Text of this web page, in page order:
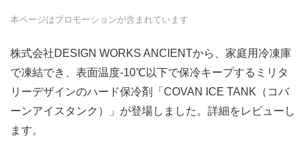
本ページはプロモーションが含まれています
株式会社DESIGN WORKS ANCIENTから、家庭用冷凍庫
で凍結でき、表面温度-10℃以下で保冷キープするミリタ
リーデザインのハード保冷剤「COVAN ICE TANK（コバ
ーンアイスタンク）」が登場しました。詳細をレビューし
ます。